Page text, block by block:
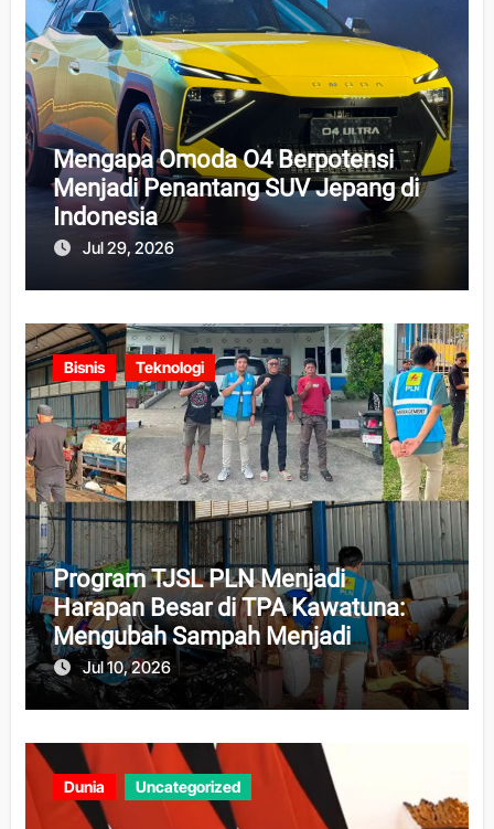
Mengapa Omoda O4 Berpotensi
Menjadi Penantang SUV Jepang di
Indonesia
Jul 29, 2026
Bisnis Teknologi
Program TJSL PLN Menjadi
Harapan Besar di TPA Kawatuna:
Mengubah Sampah Menjadi
Peluang Ekonomi dan Lingkungan
Jul 10, 2026
Dunia Uncategorized